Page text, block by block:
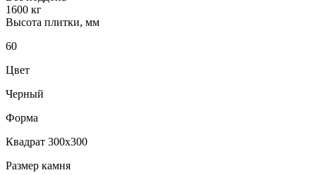
1600 кг
Высота плитки, мм
60
Цвет
Черный
Форма
Квадрат 300х300
Размер камня